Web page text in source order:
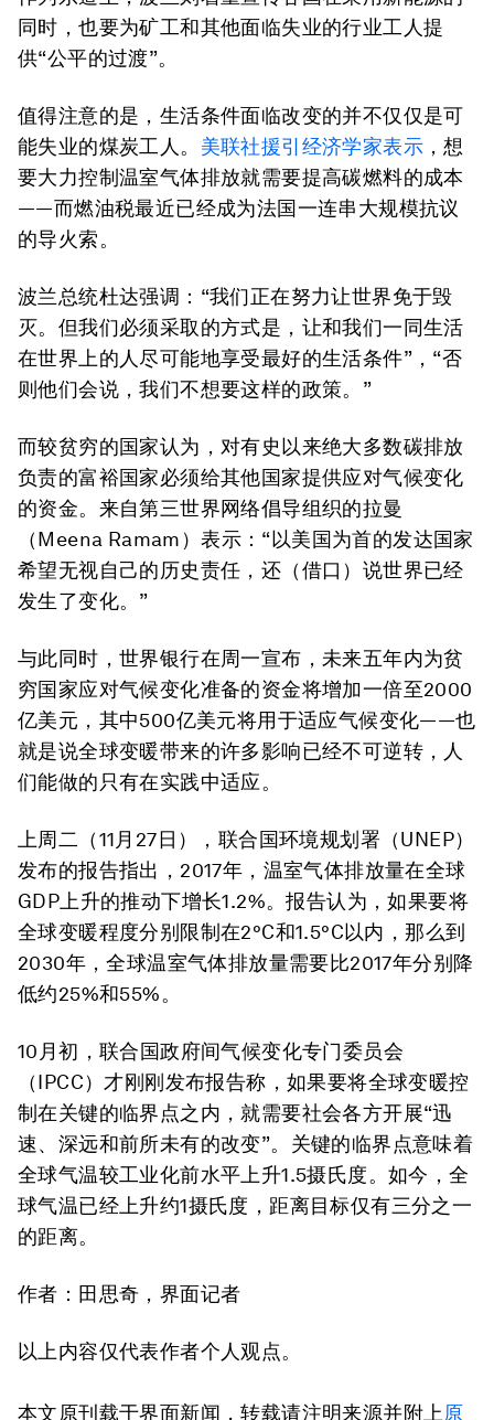
同时，也要为矿工和其他面临失业的行业工人提
供“公平的过渡”。
值得注意的是，生活条件面临改变的并不仅仅是可
能失业的煤炭工人。 美联社援引经济学家表示 ，想
要大力控制温室气体排放就需要提高碳燃料的成本
——而燃油税最近已经成为法国一连串大规模抗议
的导火索。
波兰总统杜达强调：“我们正在努力让世界免于毁
灭。但我们必须采取的方式是，让和我们一同生活
在世界上的人尽可能地享受最好的生活条件”，“否
则他们会说，我们不想要这样的政策。”
而较贫穷的国家认为，对有史以来绝大多数碳排放
负责的富裕国家必须给其他国家提供应对气候变化
的资金。来自第三世界网络倡导组织的拉曼
（Meena Ramam）表示：“以美国为首的发达国家
希望无视自己的历史责任，还（借口）说世界已经
发生了变化。”
与此同时，世界银行在周一宣布，未来五年内为贫
穷国家应对气候变化准备的资金将增加一倍至2000
亿美元，其中500亿美元将用于适应气候变化——也
就是说全球变暖带来的许多影响已经不可逆转，人
们能做的只有在实践中适应。
上周二（11月27日），联合国环境规划署（UNEP）
发布的报告指出，2017年，温室气体排放量在全球
GDP上升的推动下增长1.2%。报告认为，如果要将
全球变暖程度分别限制在2°C和1.5°C以内，那么到
2030年，全球温室气体排放量需要比2017年分别降
低约25%和55%。
10月初，联合国政府间气候变化专门委员会
（IPCC）才刚刚发布报告称，如果要将全球变暖控
制在关键的临界点之内，就需要社会各方开展“迅
速、深远和前所未有的改变”。关键的临界点意味着
全球气温较工业化前水平上升1.5摄氏度。如今，全
球气温已经上升约1摄氏度，距离目标仅有三分之一
的距离。
作者：田思奇，界面记者
以上内容仅代表作者个人观点。
本文原刊载于界面新闻，转载请注明来源并附上原